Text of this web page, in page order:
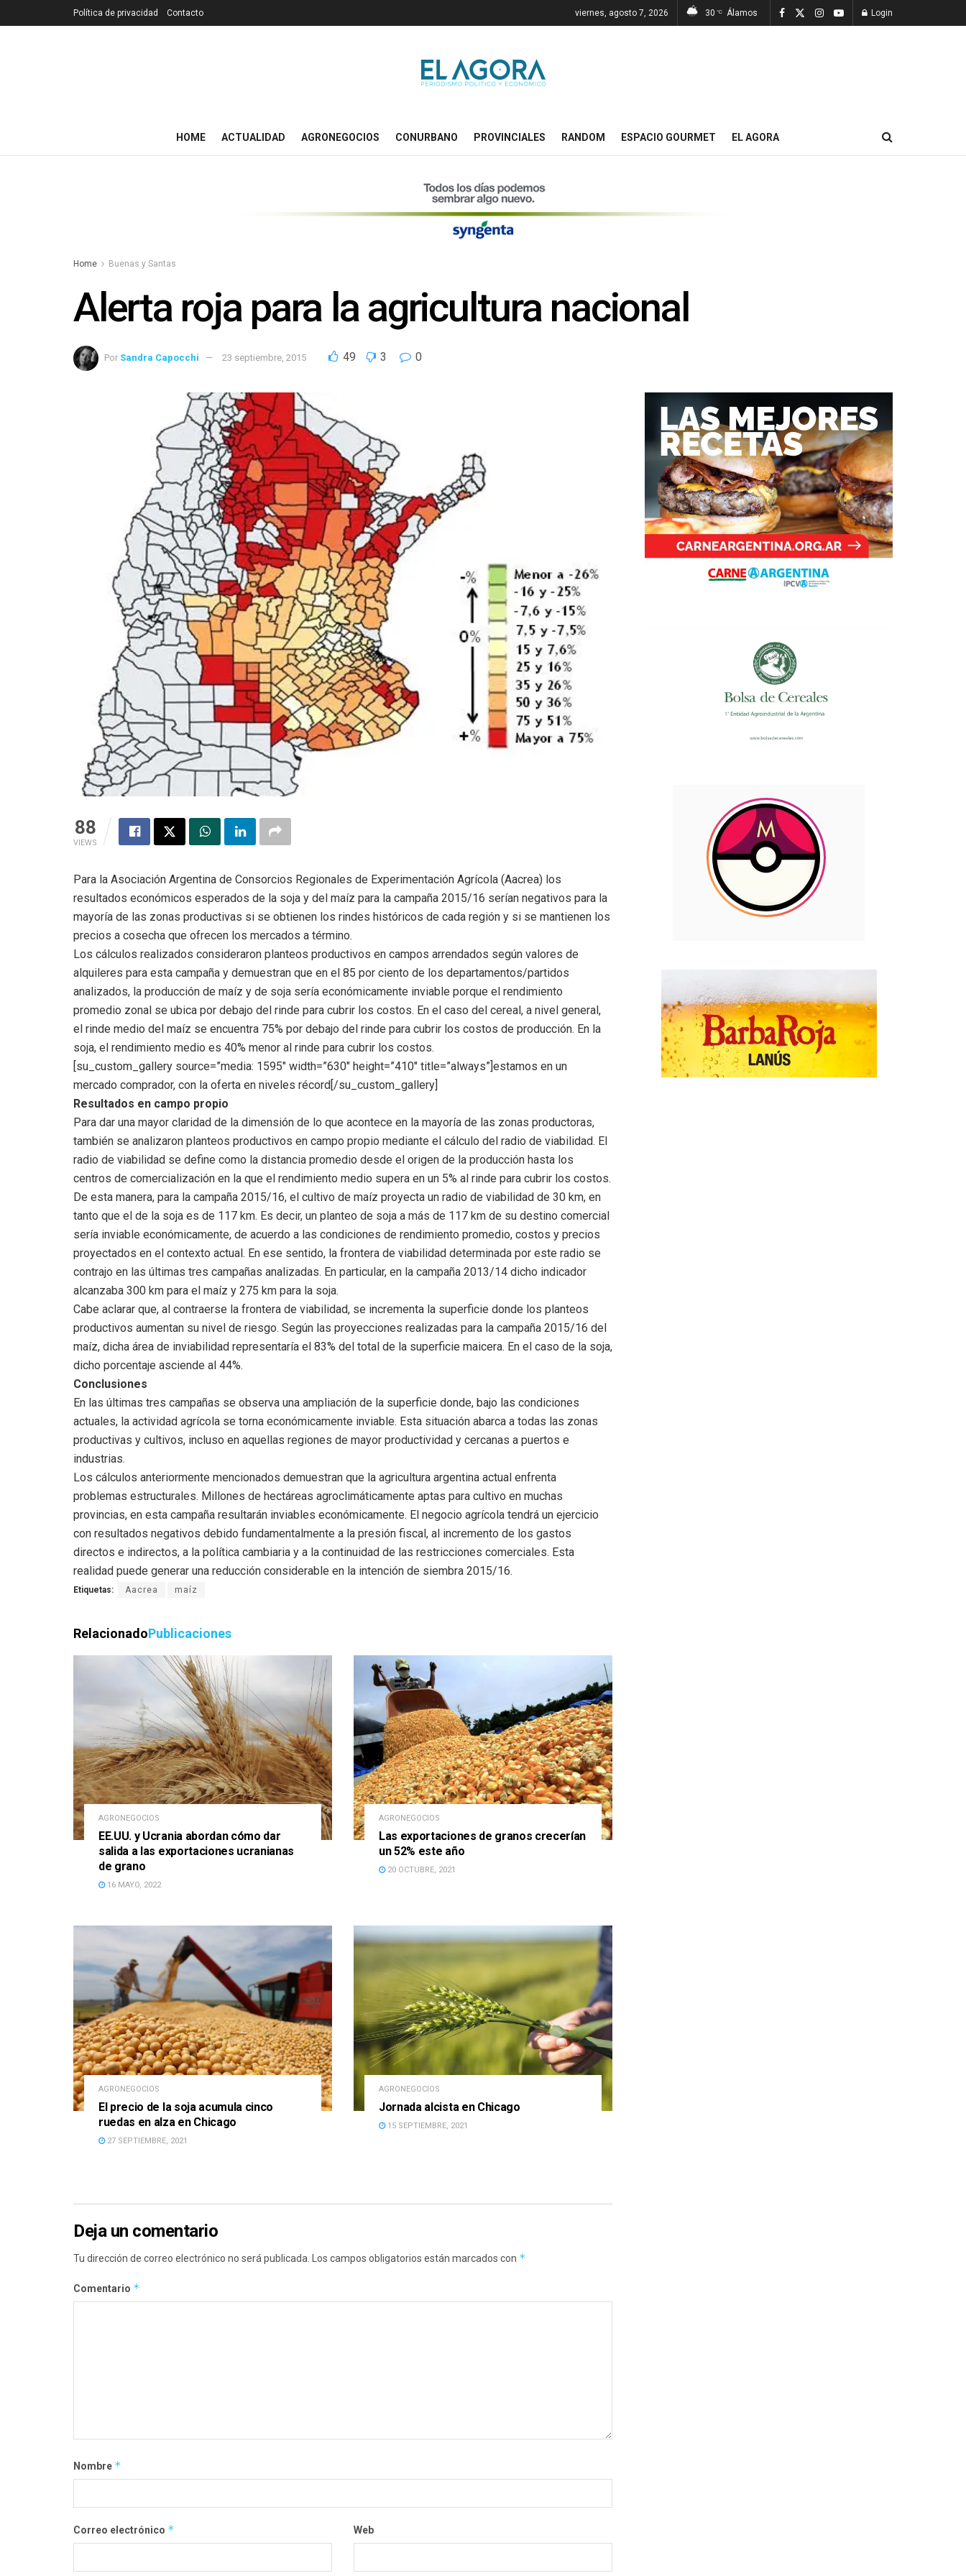
Política de privacidad Contacto viernes, agosto 7, 2026 30 °C Álamos Login
HOME ACTUALIDAD AGRONEGOCIOS CONURBANO PROVINCIALES RANDOM ESPACIO GOURMET EL AGORA
Home Buenas y Santas
Alerta roja para la agricultura nacional
Por Sandra Capocchi 23 septiembre, 2015 49 3 0
88
VIEWS
Para la Asociación Argentina de Consorcios Regionales de Experimentación Agrícola (Aacrea) los
resultados económicos esperados de la soja y del maíz para la campaña 2015/16 serían negativos para la
mayoría de las zonas productivas si se obtienen los rindes históricos de cada región y si se mantienen los
precios a cosecha que ofrecen los mercados a término.
Los cálculos realizados consideraron planteos productivos en campos arrendados según valores de
alquileres para esta campaña y demuestran que en el 85 por ciento de los departamentos/partidos
analizados, la producción de maíz y de soja sería económicamente inviable porque el rendimiento
promedio zonal se ubica por debajo del rinde para cubrir los costos. En el caso del cereal, a nivel general,
el rinde medio del maíz se encuentra 75% por debajo del rinde para cubrir los costos de producción. En la
soja, el rendimiento medio es 40% menor al rinde para cubrir los costos.
[su_custom_gallery source=”media: 1595″ width=”630″ height=”410″ title=”always”]estamos en un
mercado comprador, con la oferta en niveles récord[/su_custom_gallery]
Resultados en campo propio
Para dar una mayor claridad de la dimensión de lo que acontece en la mayoría de las zonas productoras,
también se analizaron planteos productivos en campo propio mediante el cálculo del radio de viabilidad. El
radio de viabilidad se define como la distancia promedio desde el origen de la producción hasta los
centros de comercialización en la que el rendimiento medio supera en un 5% al rinde para cubrir los costos.
De esta manera, para la campaña 2015/16, el cultivo de maíz proyecta un radio de viabilidad de 30 km, en
tanto que el de la soja es de 117 km. Es decir, un planteo de soja a más de 117 km de su destino comercial
sería inviable económicamente, de acuerdo a las condiciones de rendimiento promedio, costos y precios
proyectados en el contexto actual. En ese sentido, la frontera de viabilidad determinada por este radio se
contrajo en las últimas tres campañas analizadas. En particular, en la campaña 2013/14 dicho indicador
alcanzaba 300 km para el maíz y 275 km para la soja.
Cabe aclarar que, al contraerse la frontera de viabilidad, se incrementa la superficie donde los planteos
productivos aumentan su nivel de riesgo. Según las proyecciones realizadas para la campaña 2015/16 del
maíz, dicha área de inviabilidad representaría el 83% del total de la superficie maicera. En el caso de la soja,
dicho porcentaje asciende al 44%.
Conclusiones
En las últimas tres campañas se observa una ampliación de la superficie donde, bajo las condiciones
actuales, la actividad agrícola se torna económicamente inviable. Esta situación abarca a todas las zonas
productivas y cultivos, incluso en aquellas regiones de mayor productividad y cercanas a puertos e
industrias.
Los cálculos anteriormente mencionados demuestran que la agricultura argentina actual enfrenta
problemas estructurales. Millones de hectáreas agroclimáticamente aptas para cultivo en muchas
provincias, en esta campaña resultarán inviables económicamente. El negocio agrícola tendrá un ejercicio
con resultados negativos debido fundamentalmente a la presión fiscal, al incremento de los gastos
directos e indirectos, a la política cambiaria y a la continuidad de las restricciones comerciales. Esta
realidad puede generar una reducción considerable en la intención de siembra 2015/16.
Etiquetas: Aacrea maíz
RelacionadoPublicaciones
AGRONEGOCIOS
EE.UU. y Ucrania abordan cómo dar
salida a las exportaciones ucranianas
de grano
16 MAYO, 2022
AGRONEGOCIOS
Las exportaciones de granos crecerían
un 52% este año
20 OCTUBRE, 2021
AGRONEGOCIOS
El precio de la soja acumula cinco
ruedas en alza en Chicago
27 SEPTIEMBRE, 2021
AGRONEGOCIOS
Jornada alcista en Chicago
15 SEPTIEMBRE, 2021
Deja un comentario
Tu dirección de correo electrónico no será publicada. Los campos obligatorios están marcados con *
Comentario *
Nombre *
Correo electrónico * Web